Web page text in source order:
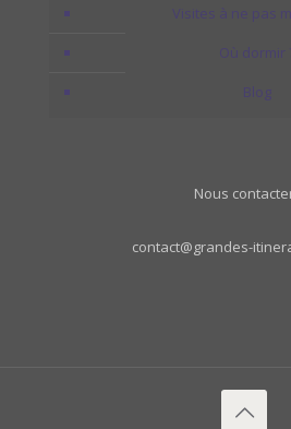
Visites à ne pas
Où dormir
Blog
Nous
contact@grandes-